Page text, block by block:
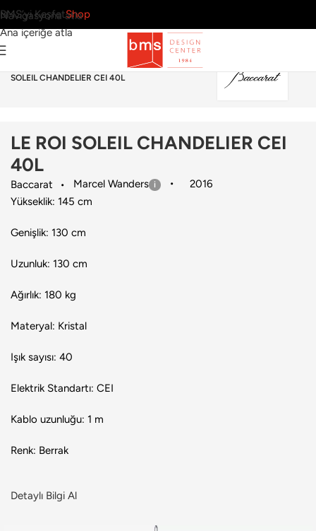
Navigasyona atla
Ana içeriğe atla
BMS’yi KeşfetShop
›Baccarat
LE ROI
SOLEIL CHANDELIER CEI 40L
LE ROI SOLEIL CHANDELIER CEI
40L
Baccarat Marcel Wanders
2016
Yükseklik: 145 cm
Genişlik: 130 cm
Uzunluk: 130 cm
Ağırlık: 180 kg
Materyal: Kristal
Işık sayısı: 40
Elektrik Standartı: CEI
Kablo uzunluğu: 1 m
Renk: Berrak
Detaylı Bilgi Al